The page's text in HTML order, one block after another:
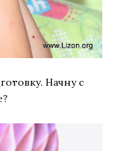
Начну с